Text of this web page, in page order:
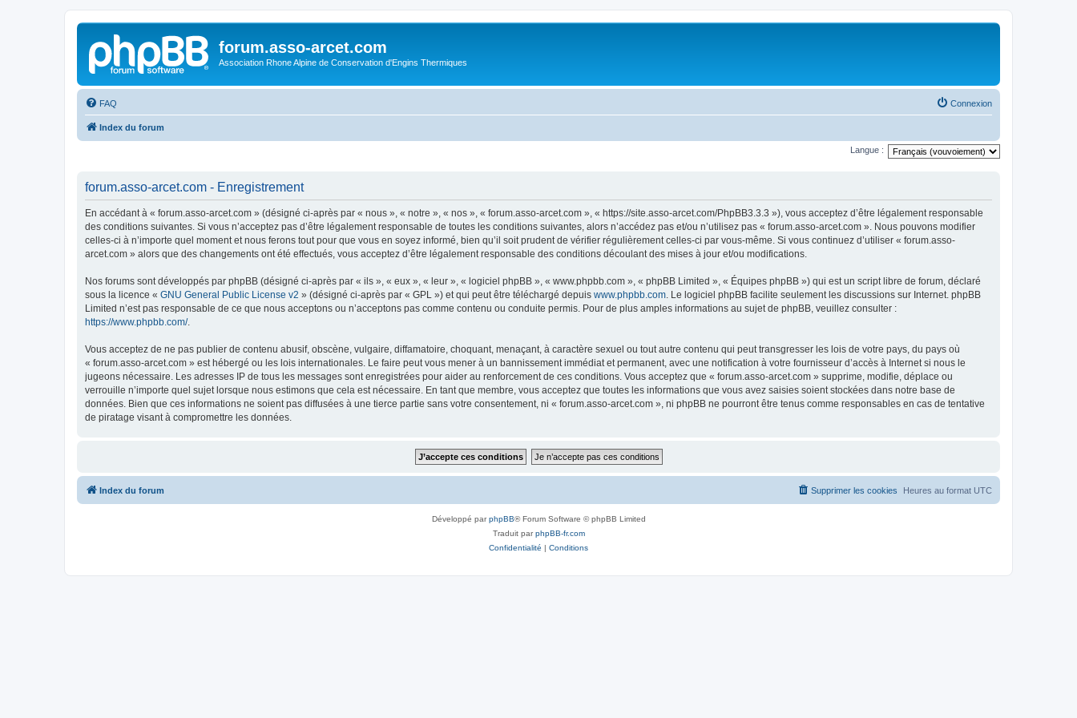
forum.asso-arcet.com
Association Rhone Alpine de Conservation d'Engins Thermiques
FAQ Connexion
Index du forum
Langue :
forum.asso-arcet.com - Enregistrement
En accédant à « forum.asso-arcet.com » (désigné ci-après par « nous », « notre », « nos », « forum.asso-arcet.com », « https://site.asso-arcet.com/PhpBB3.3.3 »), vous acceptez d’être légalement responsable
des conditions suivantes. Si vous n’acceptez pas d’être légalement responsable de toutes les conditions suivantes, alors n’accédez pas et/ou n’utilisez pas « forum.asso-arcet.com ». Nous pouvons modifier
celles-ci à n’importe quel moment et nous ferons tout pour que vous en soyez informé, bien qu’il soit prudent de vérifier régulièrement celles-ci par vous-même. Si vous continuez d’utiliser « forum.asso-
arcet.com » alors que des changements ont été effectués, vous acceptez d’être légalement responsable des conditions découlant des mises à jour et/ou modifications.
Nos forums sont développés par phpBB (désigné ci-après par « ils », « eux », « leur », « logiciel phpBB », « www.phpbb.com », « phpBB Limited », « Équipes phpBB ») qui est un script libre de forum, déclaré
sous la licence « GNU General Public License v2 » (désigné ci-après par « GPL ») et qui peut être téléchargé depuis www.phpbb.com. Le logiciel phpBB facilite seulement les discussions sur Internet. phpBB
Limited n’est pas responsable de ce que nous acceptons ou n’acceptons pas comme contenu ou conduite permis. Pour de plus amples informations au sujet de phpBB, veuillez consulter :
https://www.phpbb.com/.
Vous acceptez de ne pas publier de contenu abusif, obscène, vulgaire, diffamatoire, choquant, menaçant, à caractère sexuel ou tout autre contenu qui peut transgresser les lois de votre pays, du pays où
« forum.asso-arcet.com » est hébergé ou les lois internationales. Le faire peut vous mener à un bannissement immédiat et permanent, avec une notification à votre fournisseur d’accès à Internet si nous le
jugeons nécessaire. Les adresses IP de tous les messages sont enregistrées pour aider au renforcement de ces conditions. Vous acceptez que « forum.asso-arcet.com » supprime, modifie, déplace ou
verrouille n’importe quel sujet lorsque nous estimons que cela est nécessaire. En tant que membre, vous acceptez que toutes les informations que vous avez saisies soient stockées dans notre base de
données. Bien que ces informations ne soient pas diffusées à une tierce partie sans votre consentement, ni « forum.asso-arcet.com », ni phpBB ne pourront être tenus comme responsables en cas de tentative
de piratage visant à compromettre les données.
Index du forum Heures au format UTC
Supprimer les cookies
Développé parphpBB® Forum Software © phpBB Limited
Traduit parphpBB-fr.com
Confidentialité | Conditions